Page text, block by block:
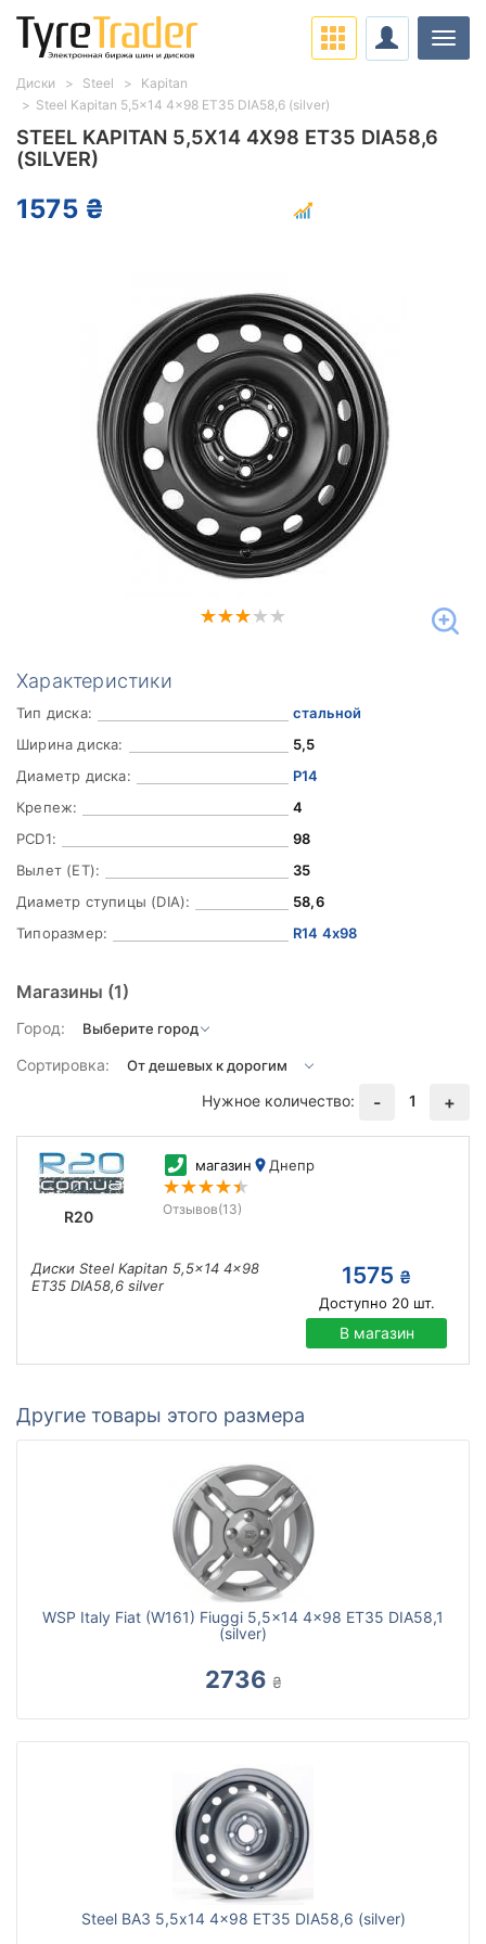
STEEL KAPITAN 5,5X14 4X98 ET35 DIA58,6
(SILVER)
1575 ₴
Характеристики
Тип диска:
стальной
Ширина диска:
5,5
Диаметр диска:
Р14
Крепеж:
4
PCD1:
98
Вылет (ET):
35
Диаметр ступицы (DIA):
58,6
Типоразмер:
R14 4x98
Магазины (1)
Город:
Сортировка:
Нужное количество:
- 1 +
R20
магазин Днепр
Отзывов(13)
Диски Steel Kapitan 5,5x14 4x98
ET35 DIA58,6 silver
1575 ₴
Доступно 20шт.
В магазин
Другие товары этого размера
WSP Italy Fiat (W161) Fiuggi 5,5x14 4x98 ET35 DIA58,1
(silver)
2736 ₴
Steel ВАЗ 5,5x14 4x98 ET35 DIA58,6 (silver)
Диски Steel
Kapitan
Steel Kapitan 5,5x14 4x98 ET35 DIA58,6 (silver)